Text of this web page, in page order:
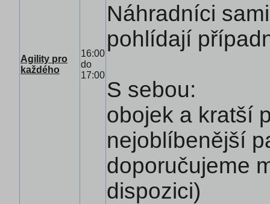
Agility pro
každého
16:00
do
17:00
Náhradníci
pohlídají
S sebou:
obojek a kratší
nejoblíbenější
doporučujeme
dispozici)